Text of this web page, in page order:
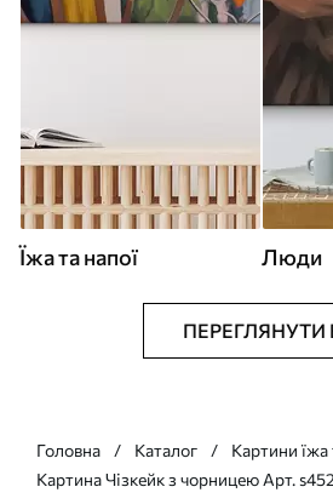
Їжа та напої Люди
ПЕРЕГЛЯНУТИ
Головна Каталог
Картини їжа
Картина Чізкейк з чорницею Арт.